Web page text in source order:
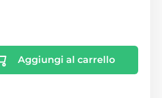
Aggiungi al carrello